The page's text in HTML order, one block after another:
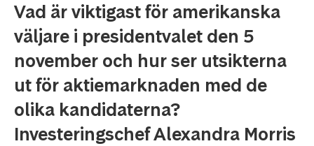
Vad är viktigast för amerikanska
väljare i presidentvalet den 5
november och hur ser utsikterna
ut för aktiemarknaden med de
olika kandidaterna?
Investeringschef Alexandra Morris